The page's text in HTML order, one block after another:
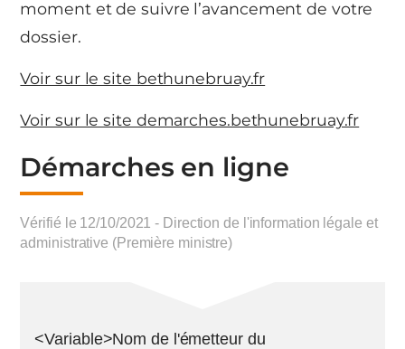
moment et de suivre l’avancement de votre
dossier.
Voir sur le site bethunebruay.fr
Voir sur le site demarches.bethunebruay.fr
Démarches en ligne
Vérifié le 12/10/2021 - Direction de l'information légale et
administrative (Première ministre)
<Variable>Nom de l'émetteur du